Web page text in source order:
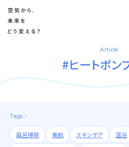
Article
#ヒートポン
Tags：
風呂掃除 美肌 スキンケア 温浴